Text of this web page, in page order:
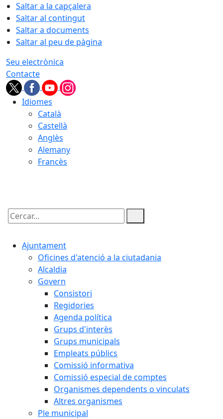
Saltar a la capçalera
Saltar al contingut
Saltar a documents
Saltar al peu de pàgina
Seu electrònica
Contacte
Idiomes
Català
Castellà
Anglès
Alemany
Francès
Cercar:
Ajuntament
Oficines d'atenció a la ciutadania
Alcaldia
Govern
Consistori
Regidories
Agenda política
Grups d'interès
Grups municipals
Empleats públics
Comissió informativa
Comissió especial de comptes
Organismes dependents o vinculats
Altres organismes
Ple municipal